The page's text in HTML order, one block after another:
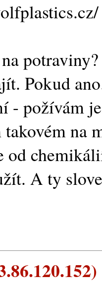
Pokud
- požívám
takovém na
od
A ty